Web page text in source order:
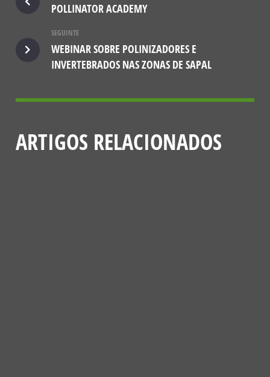
POLLINATOR ACADEMY
SEGUINTE
WEBINAR SOBRE POLINIZADORES E
INVERTEBRADOS NAS ZONAS DE SAPAL
ARTIGOS RELACIONADOS